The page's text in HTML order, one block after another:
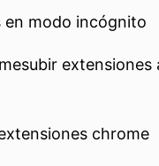
en modo incógnito
extensiones
chrome